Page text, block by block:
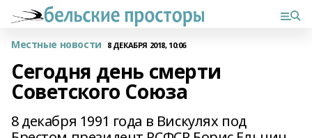
Местные новости 8 ДЕКАБРЯ 2018, 10:06
Сегодня день смерти
Советского Союза
8 декабря 1991 года в Вискулях под